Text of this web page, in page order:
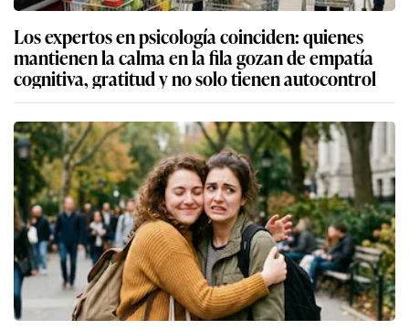
Los expertos en psicología coinciden: quienes
mantienen la calma en la fila gozan de empatía
cognitiva, gratitud y no solo tienen autocontrol